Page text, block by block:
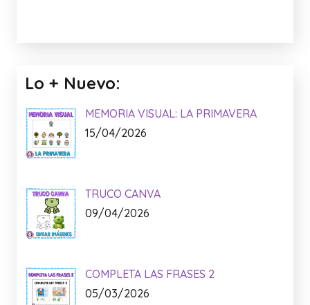
Lo + Nuevo:
MEMORIA VISUAL: LA PRIMAVERA
15/04/2026
TRUCO CANVA
09/04/2026
COMPLETA LAS FRASES 2
05/03/2026